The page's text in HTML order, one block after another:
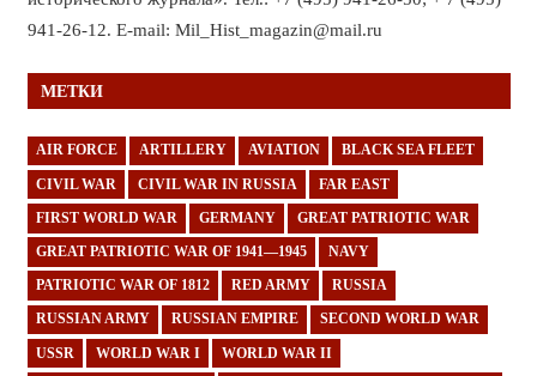
941-26-12. E-mail: Mil_Hist_magazin@mail.ru
МЕТКИ
AIR FORCE ARTILLERY AVIATION BLACK SEA FLEET
CIVIL WAR CIVIL WAR IN RUSSIA FAR EAST
FIRST WORLD WAR GERMANY GREAT PATRIOTIC WAR
GREAT PATRIOTIC WAR OF 1941—1945 NAVY
PATRIOTIC WAR OF 1812 RED ARMY RUSSIA
RUSSIAN ARMY RUSSIAN EMPIRE SECOND WORLD WAR
USSR WORLD WAR I WORLD WAR II